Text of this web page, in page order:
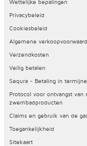
Wettelijke bepalingen
Privacybeleid
Cookiesbeleid
Algemene
Verzendkosten
Veilig betalen
Sequra - Betaling in
Protocol voor ontvangst
zwembadproducten
Claims en gebruik van de
Toegankelijkheid
Sitekaart